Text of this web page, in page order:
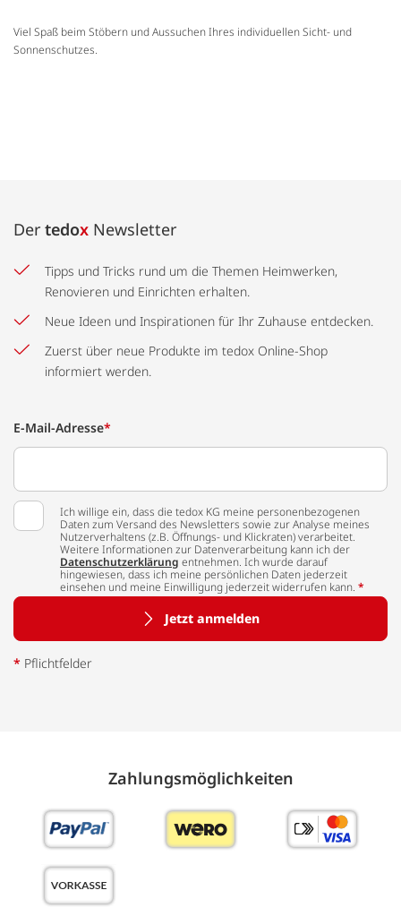
Viel Spaß beim Stöbern und Aussuchen Ihres individuellen Sicht- und
Sonnenschutzes.
Der tedox Newsletter
Tipps und Tricks rund um die Themen Heimwerken,
Renovieren und Einrichten erhalten.
Neue Ideen und Inspirationen für Ihr Zuhause entdecken.
Zuerst über neue Produkte im tedox Online-Shop
informiert werden.
E-Mail-Adresse*
Ich willige ein, dass die tedox KG meine personenbezogenen
Daten zum Versand des Newsletters sowie zur Analyse meines
Nutzerverhaltens (z.B. Öffnungs- und Klickraten) verarbeitet.
Weitere Informationen zur Datenverarbeitung kann ich der
Datenschutzerklärung entnehmen. Ich wurde darauf
hingewiesen, dass ich meine persönlichen Daten jederzeit
einsehen und meine Einwilligung jederzeit widerrufen kann. *
Jetzt anmelden
* Pflichtfelder
Zahlungs­möglich­keiten